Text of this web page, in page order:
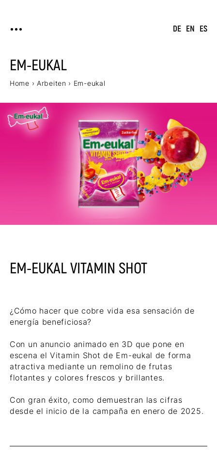
DE EN ES
EM-EUKAL
Home › Arbeiten › Em-eukal
EM-EUKAL VITAMIN SHOT
¿Cómo hacer que cobre vida esa sensación de
energía beneficiosa?
Con un anuncio animado en 3D que pone en
escena el Vitamin Shot de Em-eukal de forma
atractiva mediante un remolino de frutas
flotantes y colores frescos y brillantes.
Con gran éxito, como demuestran las cifras
desde el inicio de la campaña en enero de 2025.